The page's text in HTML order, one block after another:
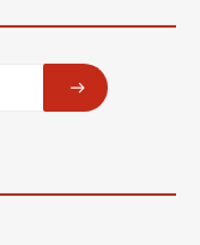
SUBSCRIBE